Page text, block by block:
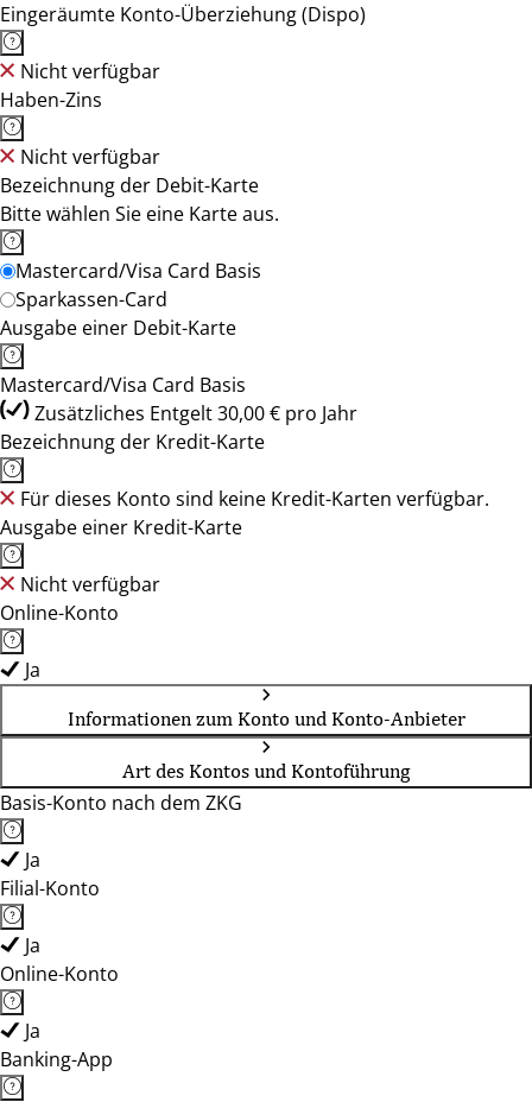
Eingeräumte Konto-Überziehung (Dispo)
Nicht verfügbar
Haben-Zins
Nicht verfügbar
Bezeichnung der Debit-Karte
Bitte wählen Sie eine Karte aus.
Mastercard/Visa Card Basis
Sparkassen-Card
Ausgabe einer Debit-Karte
Mastercard/Visa Card Basis
Zusätzliches Entgelt 30,00 € pro Jahr
Bezeichnung der Kredit-Karte
Für dieses Konto sind keine Kredit-Karten verfügbar.
Ausgabe einer Kredit-Karte
Nicht verfügbar
Online-Konto
Ja
Informationen zum Konto und Konto-Anbieter
Art des Kontos und Kontoführung
Basis-Konto nach dem ZKG
Ja
Filial-Konto
Ja
Online-Konto
Ja
Banking-App